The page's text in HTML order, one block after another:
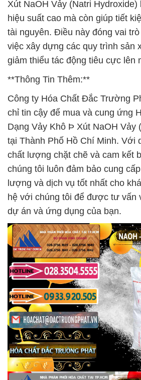
Xút NaOH Vảy (Natri Hydroxide)
hiệu suất cao mà còn giúp tiết
tài nguyên. Điều này đóng vai
việc xây dựng các quy trình sản
giảm thiểu tác động tiêu cực lên
**Thông Tin Thêm:**
Công ty Hóa Chất Đắc Trường
chỉ tin cậy để mua và cung ứng
Dạng Vảy Khô Þ Xút NaOH Vảy
tại Thành Phố Hồ Chí Minh. Với
chất lượng chặt chẽ và cam kết
chúng tôi luôn đảm bảo cung
lượng và dịch vụ tốt nhất cho
hệ với chúng tôi để được tư vấn
dự án và ứng dụng của bạn.